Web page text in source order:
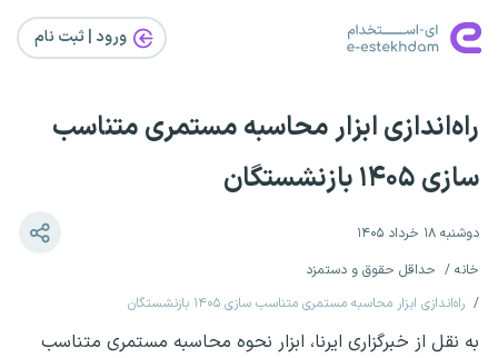
ورود | ثبت‌ نام
راه‌اندازی ابزار محاسبه مستمری متناسب
سازی ۱۴۰۵ بازنشستگان
دوشنبه ۱۸ خرداد ۱۴۰۵
خانه
حداقل حقوق و دستمزد
راه‌اندازی ابزار محاسبه مستمری متناسب سازی ۱۴۰۵ بازنشستگان
به نقل از خبرگزاری ایرنا، ابزار نحوه محاسبه مستمری متناسب